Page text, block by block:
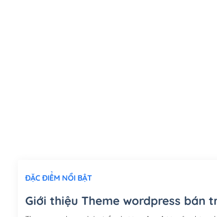
ĐẶC ĐIỂM NỔI BẬT
Giới thiệu Theme wordpress bán